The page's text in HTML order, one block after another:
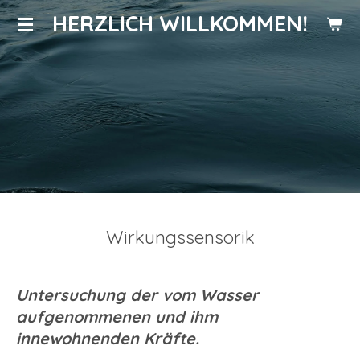
Zum
Hauptinhalt
springen
HERZLICH WILLKOMMEN!
Wirkungssensorik
Untersuchung der vom Wasser
aufgenommenen und ihm
innewohnenden Kräfte.